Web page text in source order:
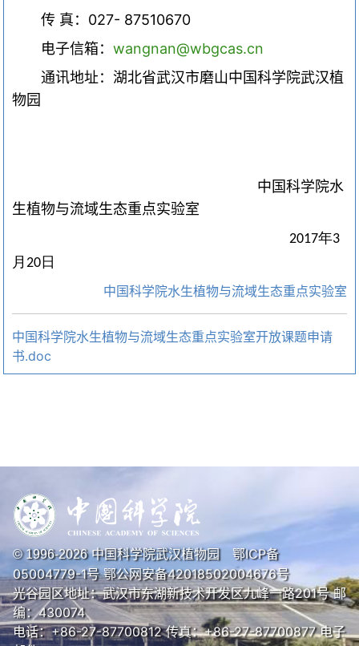
传 真： 027- 87510670
电子信箱： wangnan@wbgcas.cn
通讯地址：湖北省武汉市磨山中国科学院武汉植
物园
中国科学院水
生植物与流域生态重点实验室
2017年3
月 20日
中国科学院水生植物与流域生态重点实验室
中国科学院水生植物与流域生态重点实验室开放课题申请
书.doc
© 1996-2026中国科学院武汉植物园 鄂ICP备
05004779-1号鄂公网安备42018502004676号
光谷园区地址：武汉市东湖新技术开发区九峰一路201号 邮
编：430074
电话：+86-27-87700812 传真：+86-27-87700877 电子